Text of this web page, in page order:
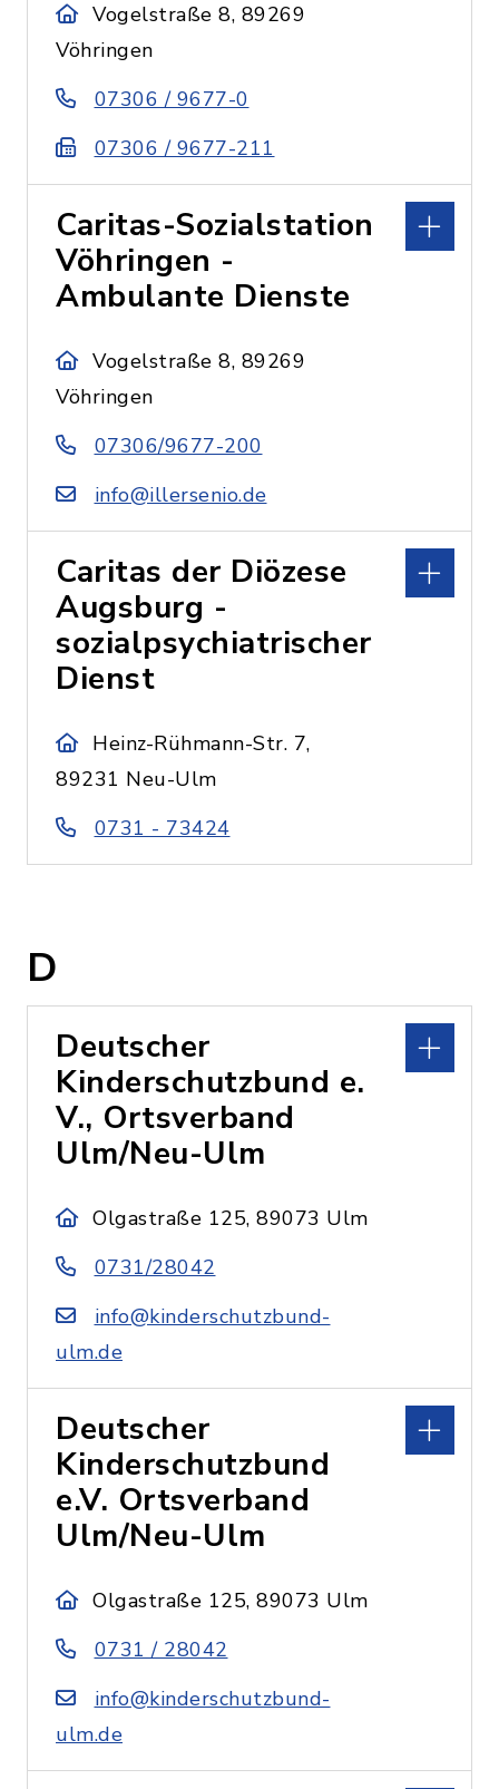
Vogelstraße 8, 89269
Vöhringen
07306 / 9677-0
07306 / 9677-211
Caritas-Sozialstation
Vöhringen -
Ambulante Dienste
Vogelstraße 8, 89269
Vöhringen
07306/9677-200
info@illersenio.de
Caritas der Diözese
Augsburg -
sozialpsychiatrischer
Dienst
Heinz-Rühmann-Str. 7,
89231 Neu-Ulm
0731 - 73424
D
Deutscher
Kinderschutzbund e.
V., Ortsverband
Ulm/Neu-Ulm
Olgastraße 125, 89073 Ulm
0731/28042
info@kinderschutzbund-
ulm.de
Deutscher
Kinderschutzbund
e.V. Ortsverband
Ulm/Neu-Ulm
Olgastraße 125, 89073 Ulm
0731 / 28042
info@kinderschutzbund-
ulm.de